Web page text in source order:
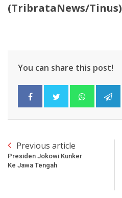
(TribrataNews/Tinus)
You can share this post!
Previous article
Presiden Jokowi Kunker
Ke Jawa Tengah